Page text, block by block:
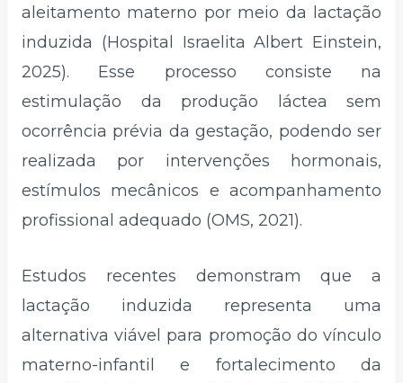
aleitamento materno por meio da lactação
induzida (Hospital Israelita Albert Einstein,
2025). Esse processo consiste na
estimulação da produção láctea sem
ocorrência prévia da gestação, podendo ser
realizada por intervenções hormonais,
estímulos mecânicos e acompanhamento
profissional adequado (OMS, 2021).
Estudos recentes demonstram que a
lactação induzida representa uma
alternativa viável para promoção do vínculo
materno-infantil e fortalecimento da